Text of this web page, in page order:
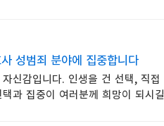
성범죄 분야에 집중합니다
신감입니다. 인생을 건 선택, 직접
과 집중이 여러분께 희망이 되시